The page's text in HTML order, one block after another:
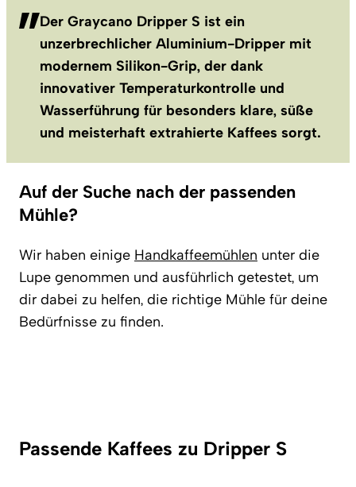
Der Graycano Dripper S ist ein
unzerbrechlicher Aluminium-Dripper mit
modernem Silikon-Grip, der dank
innovativer Temperaturkontrolle und
Wasserführung für besonders klare, süße
und meisterhaft extrahierte Kaffees sorgt.
Auf der Suche nach der passenden
Mühle?
Wir haben einige Handkaffeemühlen unter die
Lupe genommen und ausführlich getestet, um
dir dabei zu helfen, die richtige Mühle für deine
Bedürfnisse zu finden.
Passende Kaffees zu Dripper S